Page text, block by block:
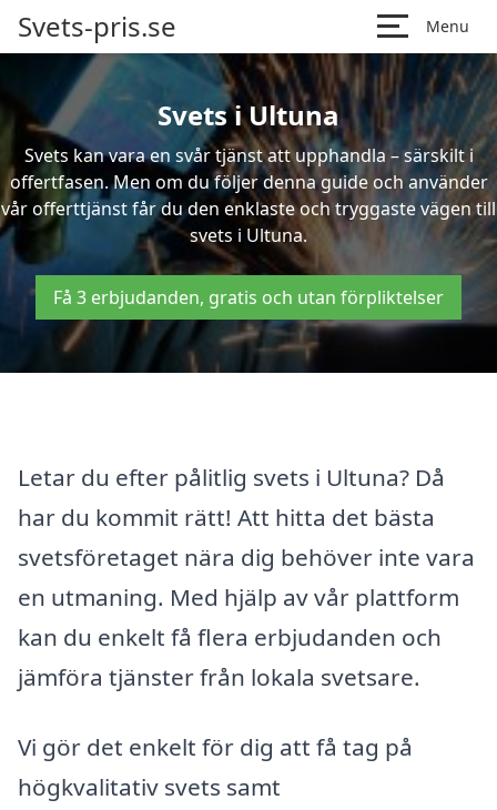
Svets-pris.se Menu
Svets i Ultuna
Svets kan vara en svår tjänst att upphandla – särskilt i
offertfasen. Men om du följer denna guide och använder
vår offerttjänst får du den enklaste och tryggaste vägen till
svets i Ultuna.
Få 3 erbjudanden, gratis och utan förpliktelser
Letar du efter pålitlig svets i Ultuna? Då
har du kommit rätt! Att hitta det bästa
svetsföretaget nära dig behöver inte vara
en utmaning. Med hjälp av vår plattform
kan du enkelt få flera erbjudanden och
jämföra tjänster från lokala svetsare.
Vi gör det enkelt för dig att få tag på
högkvalitativ svets samt